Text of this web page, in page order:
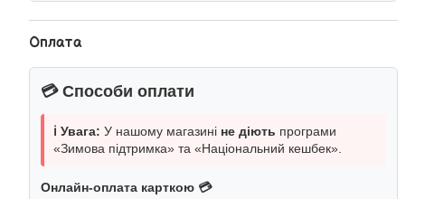
Оплата
💳 Способи оплати
ℹ️ Увага: У нашому магазині не діють програми
«Зимова підтримка» та «Національний кешбек».
Онлайн-оплата карткою 💳